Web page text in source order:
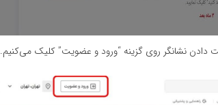
نشانگر روی گزینه “ورود و عضویت” کلیک می‌کنیم.